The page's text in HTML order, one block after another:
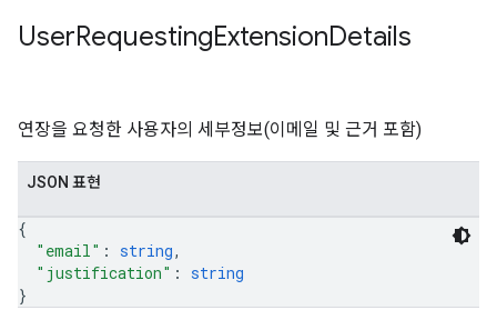
UserRequestingExtensionDetails
연장을 요청한 사용자의 세부정보(이메일 및 근거 포함)
JSON 표현
{
"email" : string,
"justification" : string
}